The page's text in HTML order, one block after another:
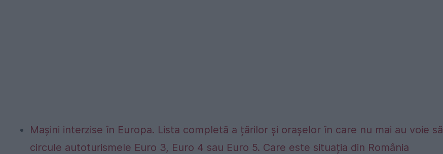
Mașini interzise în Europa. Lista completă a țărilor și orașelor în care nu mai au voie să
circule autoturismele Euro 3, Euro 4 sau Euro 5. Care este situația din România